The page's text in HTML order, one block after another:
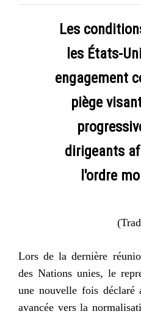
Les
les États-
engagement
piège
dirigeants
l'ordre
Lors de la dernière
des Nations unies, le
une nouvelle fois déclaré
avancée vers la